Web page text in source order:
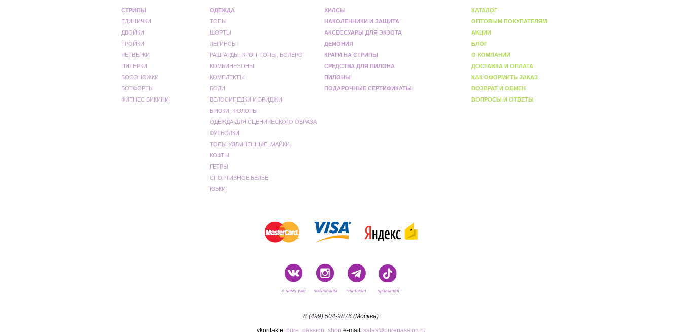
СТРИПЫ
ЕДИНИЧКИ
ДВОЙКИ
ТРОЙКИ
ЧЕТВЕРКИ
ПЯТЕРКИ
БОСОНОЖКИ
БОТФОРТЫ
ФИТНЕС БИКИНИ
ОДЕЖДА
ТОПЫ
ШОРТЫ
ЛЕГИНСЫ
РАШГАРДЫ, КРОП-ТОПЫ, БОЛЕРО
КОМБИНЕЗОНЫ
КОМПЛЕКТЫ
БОДИ
ВЕЛОСИПЕДКИ И БРИДЖИ
БРЮКИ, КЮЛОТЫ
ОДЕЖДА ДЛЯ СЦЕНИЧЕСКОГО ОБРАЗА
ФУТБОЛКИ
ТОПЫ УДЛИНЕННЫЕ, МАЙКИ
КОФТЫ
ГЕТРЫ
СПОРТИВНОЕ БЕЛЬЕ
ЮБКИ
ХИЛСЫ
НАКОЛЕННИКИ И ЗАЩИТА
АКСЕССУАРЫ ДЛЯ ЭКЗОТА
ДЕМОНИЯ
КРАГИ НА СТРИПЫ
СРЕДСТВА ДЛЯ ПИЛОНА
ПИЛОНЫ
ПОДАРОЧНЫЕ СЕРТИФИКАТЫ
КАТАЛОГ
ОПТОВЫМ ПОКУПАТЕЛЯМ
АКЦИИ
БЛОГ
О КОМПАНИИ
ДОСТАВКА И ОПЛАТА
КАК ОФОРМИТЬ ЗАКАЗ
ВОЗВРАТ И ОБМЕН
ВОПРОСЫ И ОТВЕТЫ
с нами уже подписаны читают нравится
8 (499) 504-9876 (Москва)
vkontakte: pure_passion_shop e-mail: sales@purepassion.ru